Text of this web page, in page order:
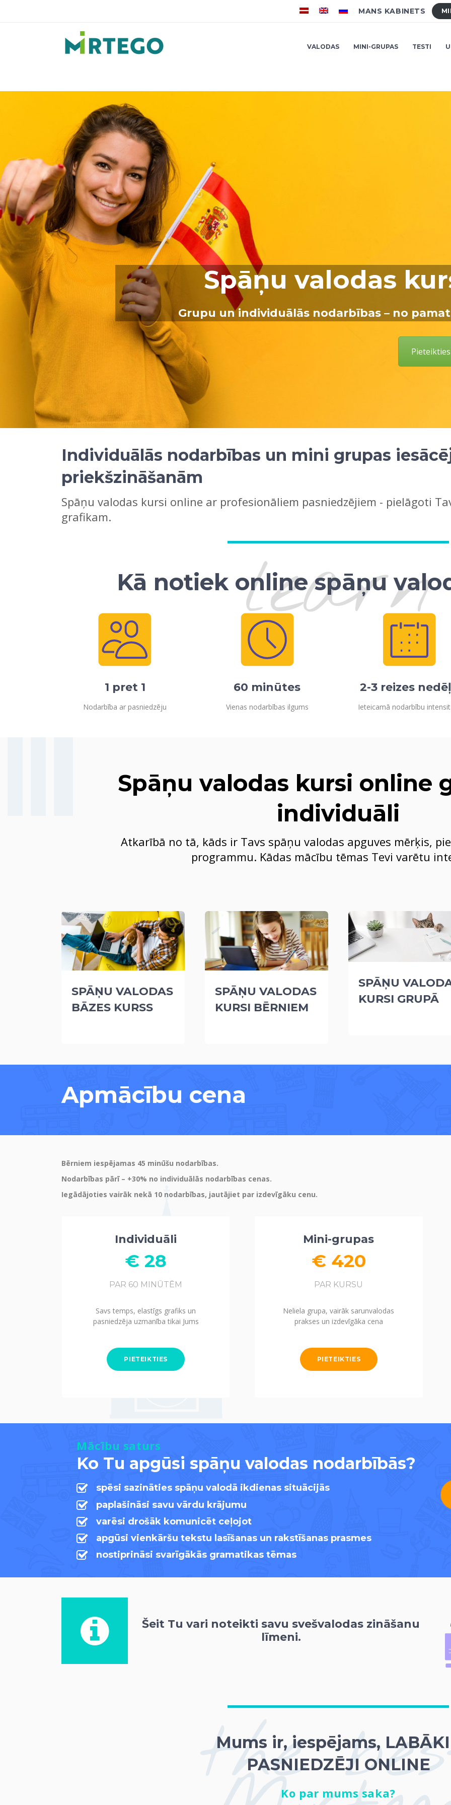
MANS KABINETS
VALODAS MINI-GRUPAS TESTI
Spāņu valodas
Grupu un individuālās nodarbības – no
Individuālās nodarbības un mini grupas
priekšzināšanām
Spāņu valodas kursi online ar profesionāliem pasniedzējiem - pielāgoti
grafikam.
learn
Kā notiek online spāņu
1 pret 1
Nodarbība ar pasniedzēju
60 minūtes
Vienas nodarbības ilgums
2-3 reizes
Ieteicamā nodarbību
Spāņu valodas kursi online
individuāli
Atkarībā no tā, kāds ir Tavs spāņu valodas apguves mērķis,
programmu. Kādas mācību tēmas Tevi varētu
SPĀŅU VALODAS
BĀZES KURSS
SPĀŅU VALODAS
KURSI BĒRNIEM
SPĀŅU
KURSI GRUPĀ
Apmācību cena
Bērniem iespējamas 45 minūšu nodarbības.
Nodarbības pārī – +30% no individuālās nodarbības cenas.
Iegādājoties vairāk nekā 10 nodarbības, jautājiet par izdevīgāku cenu.
Individuāli
€ 28
PAR 60 MINŪTĒM
Savs temps, elastīgs grafiks un
pasniedzēja uzmanība tikai Jums
PIETEIKTIES
Mini-grupas
€ 420
PAR KURSU
Neliela grupa, vairāk sarunvalodas
prakses un izdevīgāka cena
PIETEIKTIES
Mācību saturs
Ko Tu apgūsi spāņu valodas nodarbībās?
spēsi sazināties spāņu valodā ikdienas situācijās
paplašināsi savu vārdu krājumu
varēsi drošāk komunicēt ceļojot
apgūsi vienkāršu tekstu lasīšanas un rakstīšanas prasmes
nostiprināsi svarīgākās gramatikas tēmas
Šeit Tu vari noteikti savu svešvalodas zināšanu
līmeni.
the
Mums ir, iespējams,
PASNIEDZĒJI ONLINE
Ko par mums saka?